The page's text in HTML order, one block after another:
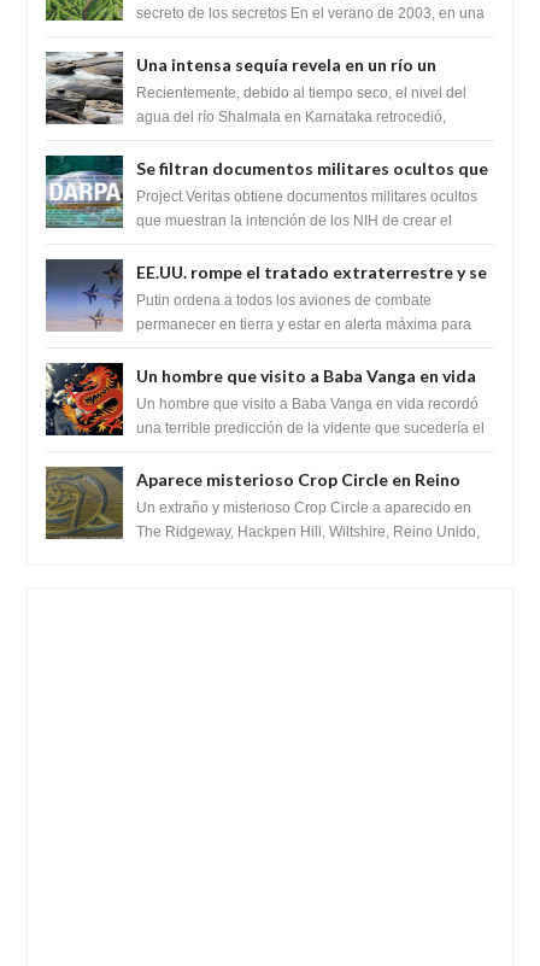
humanidad
secreto de los secretos En el verano de 2003, en una
Una intensa sequía revela en un río un
impresionante hallazgo de miles de Shiva
Lingas
Recientemente, debido al tiempo seco, el nivel del
agua del río Shalmala en Karnataka retrocedió,
Se filtran documentos militares ocultos que
muestran la intención de los NIH de crear el
SARS-CoV-2, utilizando la investigación de
Project Veritas obtiene documentos militares ocultos
que muestran la intención de los NIH de crear el
EE.UU. rompe el tratado extraterrestre y se
prepara para destruir el misterioso satélite
"Caballero Negro"
Putin ordena a todos los aviones de combate
permanecer en tierra y estar en alerta máxima para
Un hombre que visito a Baba Vanga en vida
recordó la terrible predicción de la vidente
para febrero de 2022.
Un hombre que visito a Baba Vanga en vida recordó
una terrible predicción de la vidente que sucedería el
Aparece misterioso Crop Circle en Reino
Unido 23 de junio 2016
Un extraño y misterioso Crop Circle a aparecido en
The Ridgeway, Hackpen Hill, Wiltshire, Reino Unido,